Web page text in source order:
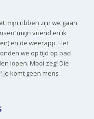
mijn ribben zijn we gaan
(mijn vriend en ik
en de weerapp. Het
we op tijd op pad
lopen. Mooi zeg! Die
komt geen mens